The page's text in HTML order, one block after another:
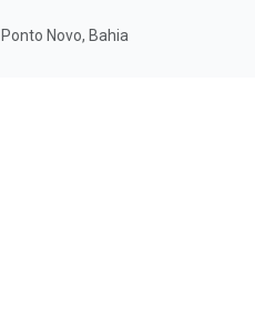
Ponto Novo, Bahia